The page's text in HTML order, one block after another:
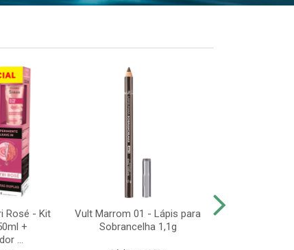
Rosé - Kit
+
...
Vult Marrom 01 - Lápis para
Sobrancelha 1,1g